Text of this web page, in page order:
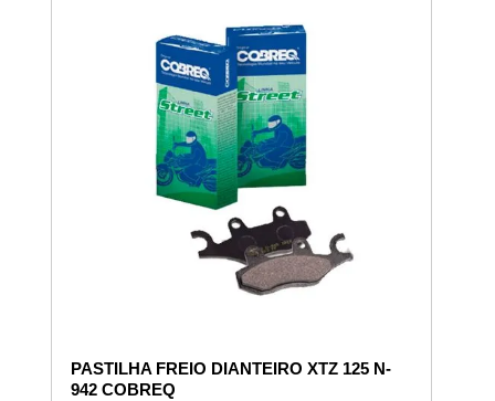
PASTILHA FREIO DIANTEIRO XTZ 125 N-
942 COBREQ